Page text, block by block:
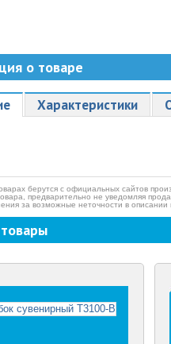
о товаре
Характеристики
берутся с официальных сайтов
предварительно не уведомляя
за возможные неточности в